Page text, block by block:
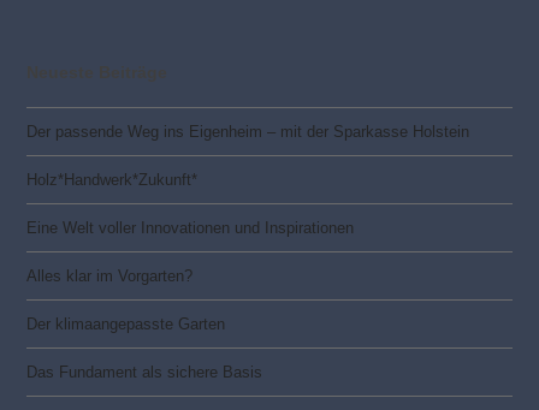
Der passende Weg ins Eigenheim – mit der Sparkasse Holstein
Holz*Handwerk*Zukunft*
Eine Welt voller Innovationen und Inspirationen
Alles klar im Vorgarten?
Der klimaangepasste Garten
Das Fundament als sichere Basis